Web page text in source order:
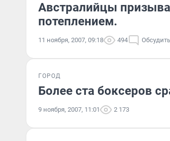
Австралийцы
потеплением.
11 ноября, 2007, 09:18 494 Обсудить
ГОРОД
Более ста боксеров
9 ноября, 2007, 11:01 2 173